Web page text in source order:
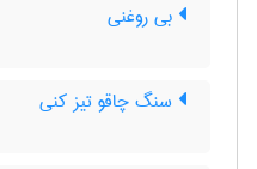
بی روغنی
سنگ چاقو تیز کنی